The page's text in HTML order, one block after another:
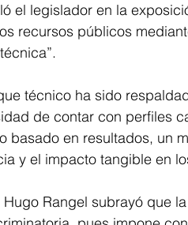
el legislador en la
recursos públicos
técnico ha sido
de contar con perfiles
basado en resultados, un
y el impacto tangible en
Rangel subrayó que